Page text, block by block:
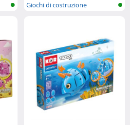
Giochi di costruzione